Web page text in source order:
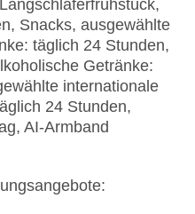
Snacks, ausgewählte
täglich 24 Stunden,
Getränke:
internationale
24 Stunden,
AI-Armband